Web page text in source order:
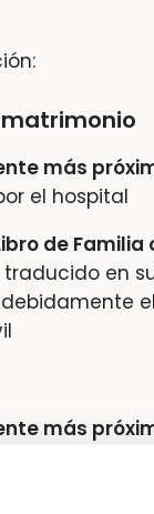
matrimonio
más
el hospital
de
traducido en
más
Civil